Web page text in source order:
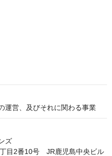
運営、及びそれに関わる事業
ズ
目2番10号　JR鹿児島中央ビル